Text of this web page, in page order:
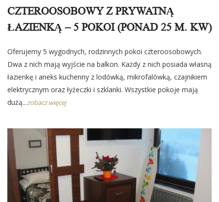
CZTEROOSOBOWY Z PRYWATNĄ
ŁAZIENKĄ – 5 POKOI (PONAD 25 M. KW)
Oferujemy 5 wygodnych, rodzinnych pokoi czteroosobowych.
Dwa z nich mają wyjście na balkon. Każdy z nich posiada własną
łazienkę i aneks kuchenny z lodówką, mikrofalówką, czajnikiem
elektrycznym oraz łyżeczki i szklanki. Wszystkie pokoje mają
dużą...zobacz więcej